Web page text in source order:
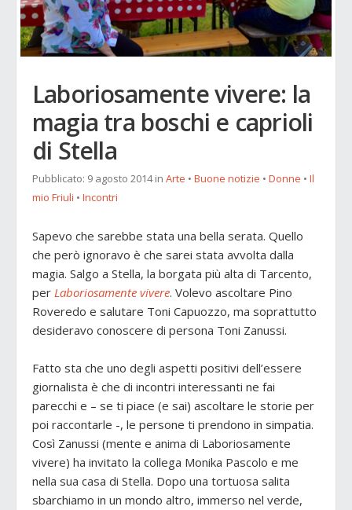
Laboriosamente vivere: la
magia tra boschi e caprioli
di Stella
Pubblicato: 9 agosto 2014in Arte • Buone notizie • Donne • Il
mio Friuli • Incontri
Sapevo che sarebbe stata una bella serata. Quello
che però ignoravo è che sarei stata avvolta dalla
magia. Salgo a Stella, la borgata più alta di Tarcento,
per Laboriosamente vivere. Volevo ascoltare Pino
Roveredo e salutare Toni Capuozzo, ma soprattutto
desideravo conoscere di persona Toni Zanussi.
Fatto sta che uno degli aspetti positivi dell’essere
giornalista è che di incontri interessanti ne fai
parecchi e – se ti piace (e sai) ascoltare le storie per
poi raccontarle -, le persone ti prendono in simpatia.
Così Zanussi (mente e anima di Laboriosamente
vivere) ha invitato la collega Monika Pascolo e me
nella sua casa di Stella. Dopo una tortuosa salita
sbarchiamo in un mondo altro, immerso nel verde,